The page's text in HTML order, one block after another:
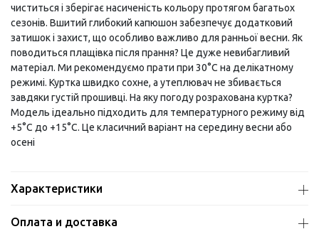
чиститься і зберігає насиченість кольору протягом багатьох
сезонів. Вшитий глибокий капюшон забезпечує додатковий
затишок і захист, що особливо важливо для ранньої весни. Як
поводиться плащівка після прання? Це дуже невибагливий
матеріал. Ми рекомендуємо прати при 30°C на делікатному
режимі. Куртка швидко сохне, а утеплювач не збивається
завдяки густій прошивці. На яку погоду розрахована куртка?
Модель ідеально підходить для температурного режиму від
+5°C до +15°C. Це класичний варіант на середину весни або
осені
Характеристики
Оплата и доставка